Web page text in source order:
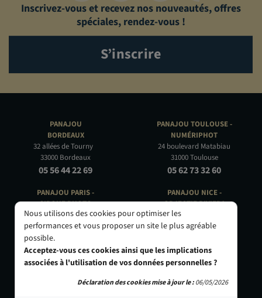
Inscrivez-vous et recevez nos nouveautés, offres
spéciales, rendez-vous !
S’inscrire
PANAJOU
BORDEAUX
32 allées de Tourny
33000 Bordeaux
05 56 44 22 69
PANAJOU PARIS -
CIRQUE PHOTO
9, bd des Filles-du-Calvaire
75003 Paris
01 40 29 91 91
PANAJOU TOULOUSE -
NUMÉRIPHOT
24 boulevard Matabiau
31000 Toulouse
05 62 73 32 60
PANAJOU NICE -
OBJECTIF RIVIERA
24 Rue de l'Hôtel des Postes
06000 Nice
Nous utilisons des cookies pour optimiser les
performances et vous proposer un site le plus agréable
possible.
Acceptez-vous ces cookies ainsi que les implications
associées à l'utilisation de vos données personnelles ?
Déclaration des cookies mise à jour le :06/05/2026